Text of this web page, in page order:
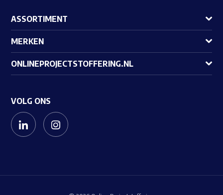
ASSORTIMENT
MERKEN
ONLINEPROJECTSTOFFERING.NL
VOLG ONS